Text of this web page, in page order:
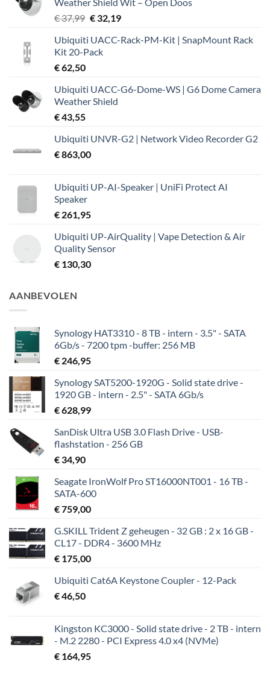
Weather Shield Wit – Open Doos
€37,99 Oorspronkelijke
was:
€ 37,99.
€32,19Huidige
is:
Ubiquiti UACC-Rack-PM-Kit | SnapMount Rack
Kit 20-Pack
€62,50
Ubiquiti UACC-G6-Dome-WS | G6 Dome Camera
Weather Shield
€43,55
Ubiquiti UNVR-G2 | Network Video Recorder G2
€863,00
Ubiquiti UP-AI-Speaker | UniFi Protect AI
Speaker
€ 261,95
Ubiquiti UP-AirQuality | Vape Detection & Air
Quality Sensor
€ 130,30
AANBEVOLEN
Synology HAT3310 - 8 TB - intern - 3.5" - SATA
6Gb/s - 7200 tpm -buffer: 256 MB
€ 246,95
Synology SAT5200-1920G - Solid state drive -
1920 GB - intern - 2.5" - SATA 6Gb/s
€628,99
SanDisk Ultra USB 3.0 Flash Drive - USB-
flashstation - 256 GB
€ 34,90
Seagate IronWolf Pro ST16000NT001 - 16 TB -
SATA-600
€759,00
G.SKILL Trident Z geheugen - 32 GB : 2 x 16 GB -
CL17 - DDR4 - 3600 MHz
€ 175,00
Ubiquiti Cat6A Keystone Coupler - 12-Pack
€46,50
Kingston KC3000 - Solid state drive - 2 TB - intern
- M.2 2280 - PCI Express 4.0 x4 (NVMe)
€ 164,95